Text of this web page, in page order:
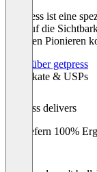
get-press ist eine
sich auf die
digitalen Pionieren
Mehr über getpress
Zertifikate & USPs
getpress delivers
Wir liefern 100%